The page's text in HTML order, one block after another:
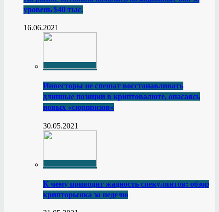
уровень $40 тыс.
16.06.2021
Инвесторы не спешат восстанавливать
длинные позиции в криптовалюте, опасаясь
новых «сюрпризов»
30.05.2021
К чему приводит жадность спекулянтов: обзор
крипторынка за неделю